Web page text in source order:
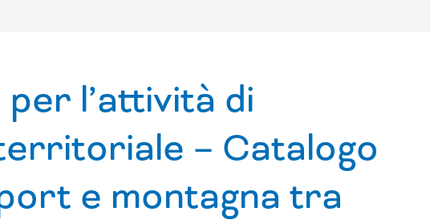
l’attività di
– Catalogo
e montagna tra